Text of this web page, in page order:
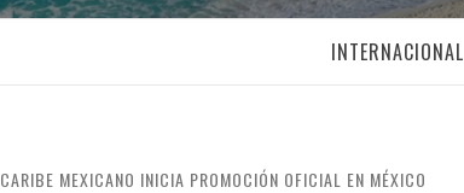
INTERNACIONAL
CARIBE MEXICANO INICIA PROMOCIÓN OFICIAL EN MÉXICO